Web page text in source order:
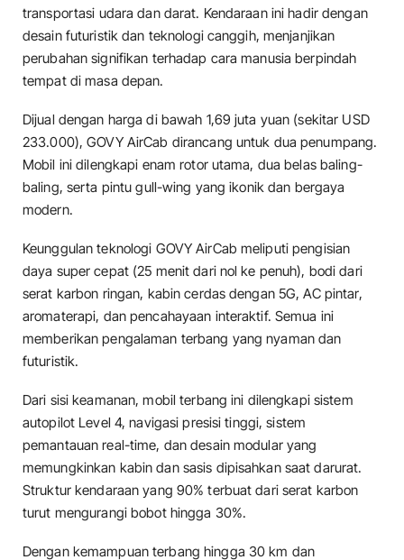
transportasi udara dan darat. Kendaraan ini hadir dengan
desain futuristik dan teknologi canggih, menjanjikan
perubahan signifikan terhadap cara manusia berpindah
tempat di masa depan.
Dijual dengan harga di bawah 1,69 juta yuan (sekitar USD
233.000), GOVY AirCab dirancang untuk dua penumpang.
Mobil ini dilengkapi enam rotor utama, dua belas baling-
baling, serta pintu gull-wing yang ikonik dan bergaya
modern.
Keunggulan teknologi GOVY AirCab meliputi pengisian
daya super cepat (25 menit dari nol ke penuh), bodi dari
serat karbon ringan, kabin cerdas dengan 5G, AC pintar,
aromaterapi, dan pencahayaan interaktif. Semua ini
memberikan pengalaman terbang yang nyaman dan
futuristik.
Dari sisi keamanan, mobil terbang ini dilengkapi sistem
autopilot Level 4, navigasi presisi tinggi, sistem
pemantauan real-time, dan desain modular yang
memungkinkan kabin dan sasis dipisahkan saat darurat.
Struktur kendaraan yang 90% terbuat dari serat karbon
turut mengurangi bobot hingga 30%.
Dengan kemampuan terbang hingga 30 km dan